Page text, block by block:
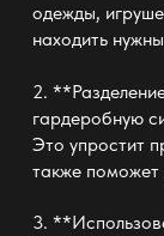
одежды,
находить
2.
гардеробную
Это упростит
также поможет
3.